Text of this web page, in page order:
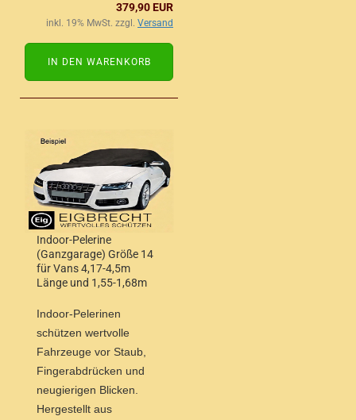
379,90 EUR
inkl. 19% MwSt. zzgl. Versand
IN DEN WARENKORB
Indoor-Pelerine
(Ganzgarage) Größe 14
für Vans 4,17-4,5m
Länge und 1,55-1,68m
Indoor-Pelerinen
schützen wertvolle
Fahrzeuge vor Staub,
Fingerabdrücken und
neugierigen Blicken.
Hergestellt aus